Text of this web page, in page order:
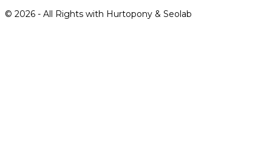
© 2026 - All Rights with Hurtopony & Seolab